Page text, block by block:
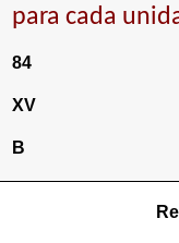
para cada
84
XV
B